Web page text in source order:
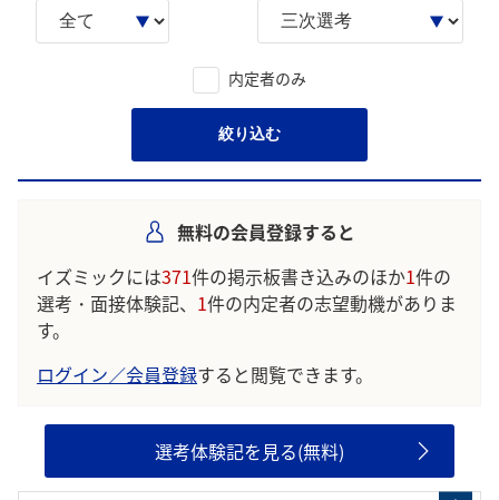
内定者のみ
絞り込む
無料の会員登録すると
イズミックには371件の掲示板書き込みのほか1件の
選考・面接体験記、 1件の内定者の志望動機がありま
す。
ログイン／会員登録すると閲覧できます。
選考体験記を見る(無料)